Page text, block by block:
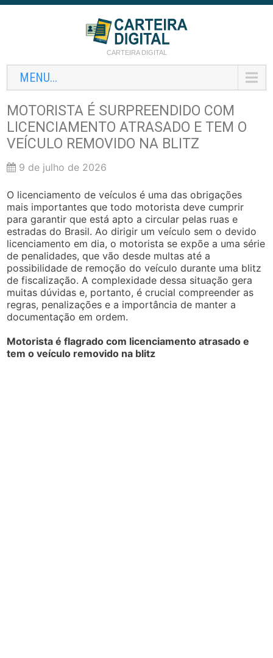
CARTEIRA DIGITAL
MENU...
MOTORISTA É SURPREENDIDO COM
LICENCIAMENTO ATRASADO E TEM O
VEÍCULO REMOVIDO NA BLITZ
9 de julho de 2026
O licenciamento de veículos é uma das obrigações
mais importantes que todo motorista deve cumprir
para garantir que está apto a circular pelas ruas e
estradas do Brasil. Ao dirigir um veículo sem o devido
licenciamento em dia, o motorista se expõe a uma série
de penalidades, que vão desde multas até a
possibilidade de remoção do veículo durante uma blitz
de fiscalização. A complexidade dessa situação gera
muitas dúvidas e, portanto, é crucial compreender as
regras, penalizações e a importância de manter a
documentação em ordem.
Motorista é flagrado com licenciamento atrasado e
tem o veículo removido na blitz